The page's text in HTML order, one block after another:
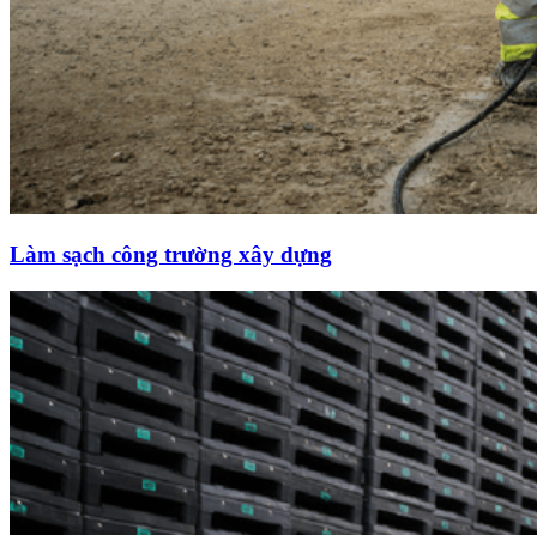
Làm sạch công trường xây dựng